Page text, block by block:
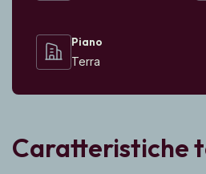
Piano
Terra
Caratteristiche